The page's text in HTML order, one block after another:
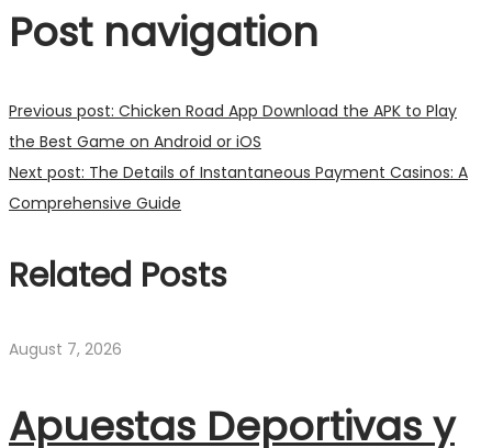
Post navigation
Previous post: Chicken Road App Download the APK to Play
the Best Game on Android or iOS
Next post: The Details of Instantaneous Payment Casinos: A
Comprehensive Guide
Related Posts
August 7, 2026
Apuestas Deportivas y